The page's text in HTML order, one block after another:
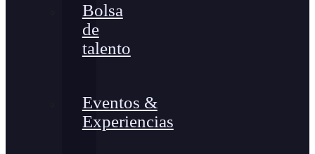
Bolsa
de
talento
Eventos &
Experiencias